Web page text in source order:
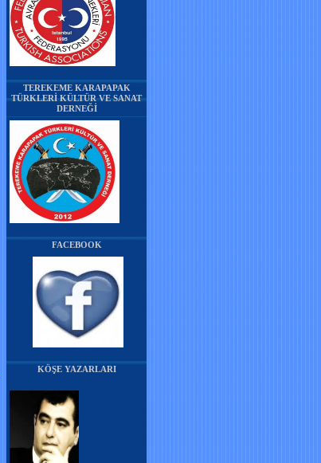
TEREKEME KARAPAPAK
TÜRKLERİ KÜLTÜR VE SANAT
DERNEĞİ
FACEBOOK
KÖŞE YAZARLARI